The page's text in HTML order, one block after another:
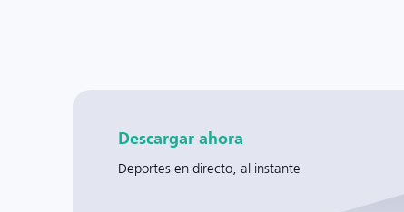
Descargar ahora
Deportes en directo, al instante